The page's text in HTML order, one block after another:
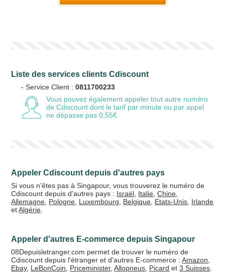
+5% de bonus
Liste des services clients Cdiscount
- Service Client :0811700233
Vous pouvez également appeler tout autre numéro
de Cdiscount dont le tarif par minute ou par appel
ne dépasse pas 0,55€.
Appeler Cdiscount depuis d'autres pays
Si vous n'êtes pas à Singapour, vous trouverez le numéro de
Cdiscount depuis d'autres pays : Israël Italie ,Chine
Allemagne Pologne Luxembourg Belgique Etats-Unis Irlande
etAlgérie
Appeler d'autres E-commerce depuis Singapour
08Depuisletranger.com permet de trouver le numéro de
Cdiscount depuis l'étranger et d'autres E-commerce :Amazon
Ebay, LeBonCoin Priceminister,Allopneus Picard et3 Suisses